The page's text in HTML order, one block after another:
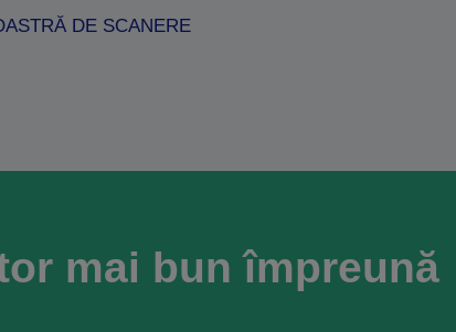
DE SCANERE
mai bun împreună